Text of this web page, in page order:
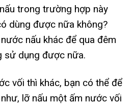
trong trường hợp này
dùng được nữa không?
nấu khác để qua đêm
sử dụng được nữa.
vối thì khác, bạn có thể để
lỡ nấu một ấm nước vối